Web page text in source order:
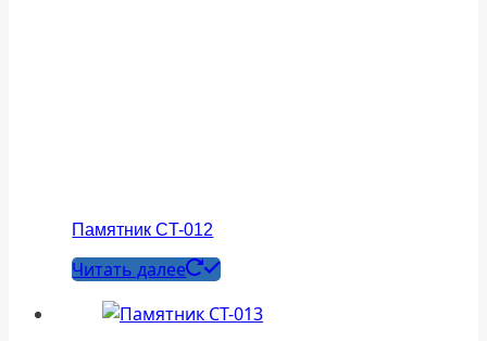
Памятник СT-012
Читать далее